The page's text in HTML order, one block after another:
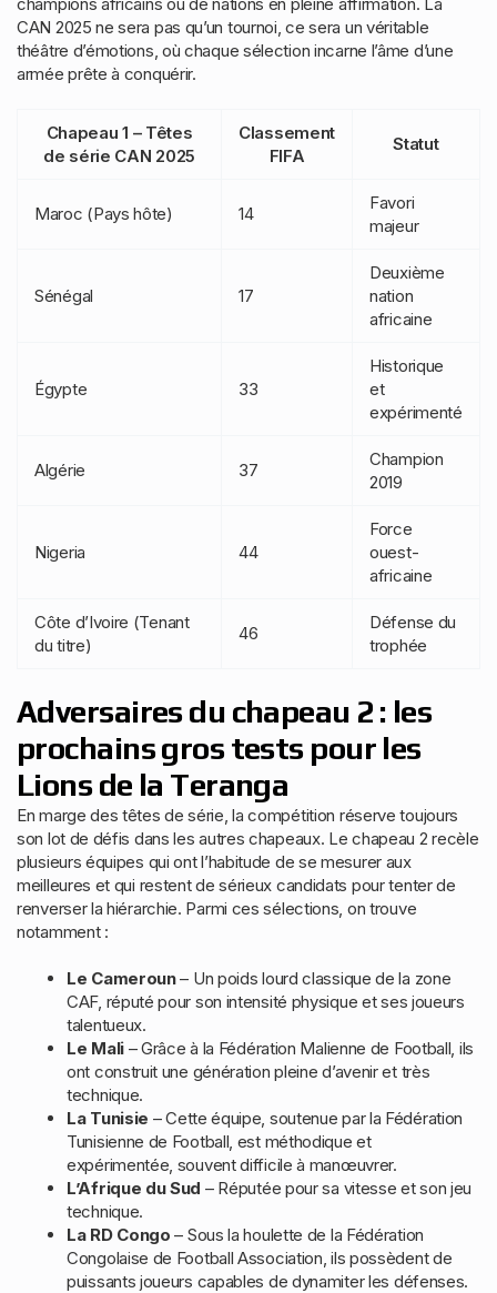
CAN 2025 ne sera pas qu’un tournoi, ce sera un véritable
théâtre d’émotions, où chaque sélection incarne l’âme d’une
armée prête à conquérir.
Chapeau 1 – Têtes
de série CAN 2025
Classement
FIFA
Statut
Maroc (Pays hôte) 14
Favori
majeur
Sénégal 17
Deuxième
nation
africaine
Égypte 33
Historique
et
expérimenté
Algérie 37
Champion
2019
Nigeria 44
Force
ouest-
africaine
Côte d’Ivoire (Tenant
du titre)
46
Défense du
trophée
Adversaires du chapeau 2 : les
prochains gros tests pour les
Lions de la Teranga
En marge des têtes de série, la compétition réserve toujours
son lot de défis dans les autres chapeaux. Le chapeau 2 recèle
plusieurs équipes qui ont l’habitude de se mesurer aux
meilleures et qui restent de sérieux candidats pour tenter de
renverser la hiérarchie. Parmi ces sélections, on trouve
notamment :
Le Cameroun– Un poids lourd classique de la zone
CAF, réputé pour son intensité physique et ses joueurs
talentueux.
Le Mali– Grâce à la Fédération Malienne de Football, ils
ont construit une génération pleine d’avenir et très
technique.
La Tunisie – Cette équipe, soutenue par la Fédération
Tunisienne de Football, est méthodique et
expérimentée, souvent difficile à manœuvrer.
L’Afrique du Sud – Réputée pour sa vitesse et son jeu
technique.
La RD Congo – Sous la houlette de la Fédération
Congolaise de Football Association, ils possèdent de
puissants joueurs capables de dynamiter les défenses.